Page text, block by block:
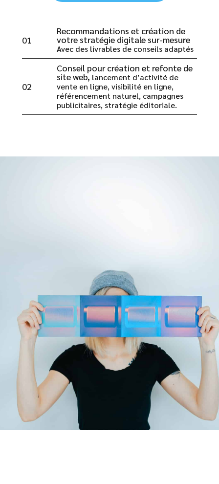
01
Recommandations et création de
votre stratégie digitale sur-mesure
Avec des livrables de conseils adaptés
02
Conseil pourcréation et refonte de
site web, lancement d’activité de
vente en ligne, visibilité en ligne,
référencement naturel, campagnes
publicitaires, stratégie éditoriale.